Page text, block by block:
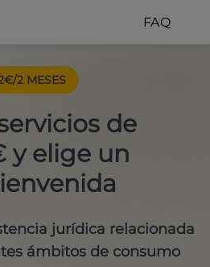
FAQ
2 MESES
de
y elige un
jurídica relacionada
ámbitos de consumo